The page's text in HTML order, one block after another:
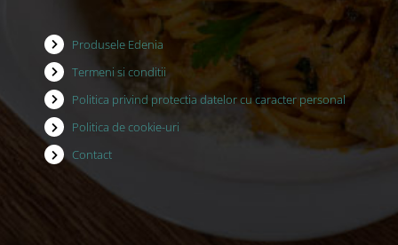
Produsele Edenia
Termeni si conditii
Politica privind protectia datelor cu caracter personal
Politica de cookie-uri
Contact